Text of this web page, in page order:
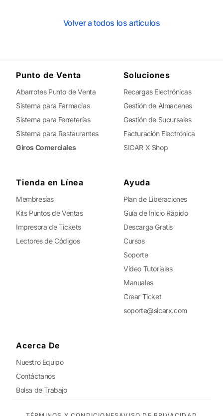
Volver a todos los artículos
Punto de Venta
Abarrotes Punto de Venta
Sistema para Farmacias
Sistema para Ferreterías
Sistema para Restaurantes
Giros Comerciales
Soluciones
Recargas Electrónicas
Gestión de Almacenes
Gestión de Sucursales
Facturación Electrónica
SICAR X Shop
Tienda en Línea
Membresías
Kits Puntos de Ventas
Impresora de Tickets
Lectores de Códigos
Ayuda
Plan de Liberaciones
Guía de Inicio Rápido
Descarga Gratis
Cursos
Soporte
Video Tutoriales
Manuales
Crear Ticket
soporte@sicarx.com
Acerca De
Nuestro Equipo
Contáctanos
Bolsa de Trabajo